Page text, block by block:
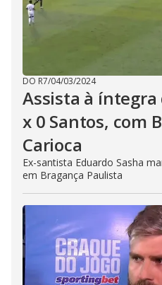
DO R7/04/03/2024
Assista à íntegra
x 0 Santos, com
Carioca
Ex-santista Eduardo Sasha
em Bragança Paulista